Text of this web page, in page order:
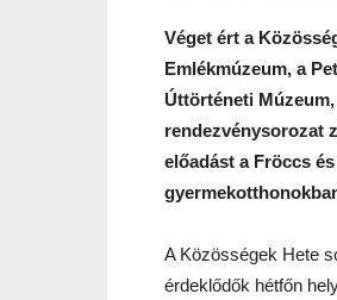
Véget ért a
Emlékmúzeum, a
Úttörténeti
rendezvénysorozat
előadást a Fröccs
A Közösségek Hete
érdeklődők hétfőn